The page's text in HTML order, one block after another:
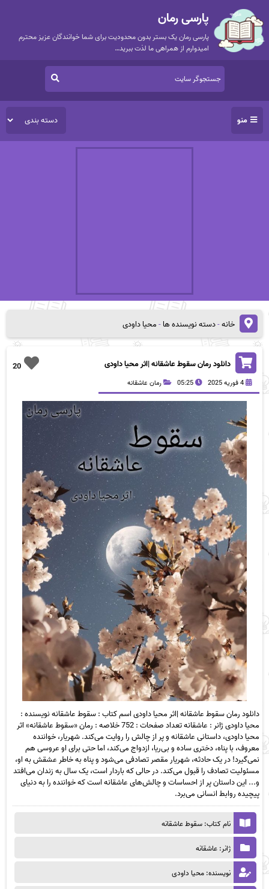
پارسی رمان
پارسی رمان یک بستر بدون محدودیت برای شما خوانندگان عزیز محترم
امیدوارم از همراهی ما لذت ببرید…
منو
خانه-دسته نویسنده ها-محیا داودی
20 دانلود رمان سقوط عاشقانه |اثر محیا داودی
4 فوریه 2025 05:25 رمان عاشقانه
دانلود رمان سقوط عاشقانه |اثر محیا داودی اسم کتاب : سقوط عاشقانه نویسنده :
محیا داودی ژانر : عاشقانه تعداد صفحات : 752 خلاصه : رمان «سقوط عاشقانه» اثر
محیا داودی، داستانی عاشقانه و پر از چالش را روایت می‌کند. شهریار، خواننده
معروف، با پناه، دختری ساده و بی‌ریا، ازدواج می‌کند، اما حتی برای او عروسی هم
نمی‌گیرد! در یک حادثه، شهریار مقصر تصادفی می‌شود و پناه به خاطر عشقش به او،
مسئولیت تصادف را قبول می‌کند. در حالی که باردار است، یک سال به زندان می‌افتد
و... این داستان پر از احساسات و چالش‌های عاشقانه است که خواننده را به دنیای
پیچیده روابط انسانی می‌برد.
نام کتاب: سقوط عاشقانه
ژانر: عاشقانه
نویسنده: محیا داودی